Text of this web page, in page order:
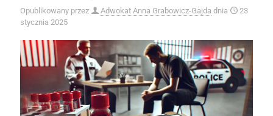
Opublikowany przez Adwokat Anna Grabowicz-Gajda dnia
23
stycznia 2025